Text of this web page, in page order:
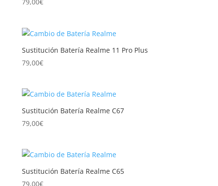
79,00€
Sustitución Batería Realme 11 Pro Plus
79,00€
Sustitución Batería Realme C67
79,00€
Sustitución Batería Realme C65
79,00€